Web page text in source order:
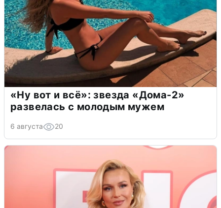
«Ну вот и всё»: звезда «Дома-2»
развелась с молодым мужем
6 августа 20